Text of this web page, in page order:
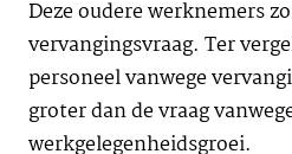
Deze oudere werknemers
vervangingsvraag. Ter
personeel vanwege
groter dan de vraag
werkgelegenheidsgroei.